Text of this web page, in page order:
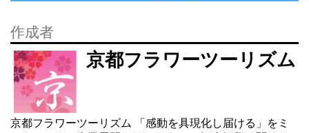
作成者
京都フラワーツーリズム
京都フラワーツーリズム 「感動を具現化し届ける」をミ